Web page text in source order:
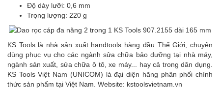
Độ dày lưỡi: 0,6 mm
Trọng lượng: 220 g
KS Tools là nhà sản xuất handtools hàng đầu Thế Giới, chuyên
dùng phục vụ cho các ngành sửa chữa bảo dưỡng tại nhà máy,
ngành sản xuất, sửa chữa ô tô, xe máy... hay cả trong dân dụng.
KS Tools Việt Nam (UNICOM) là đại diện hãng phân phối chính
thức sản phẩm tại Việt Nam. Website: kstoolsvietnam.vn